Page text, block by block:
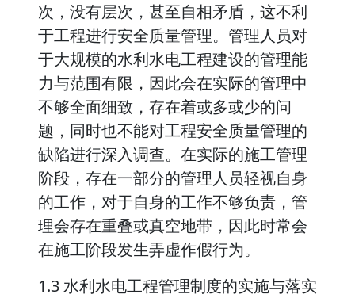
次，没有层次，甚至自相矛盾，这不利
于工程进行安全质量管理。管理人员对
于大规模的水利水电工程建设的管理能
力与范围有限，因此会在实际的管理中
不够全面细致，存在着或多或少的问
题，同时也不能对工程安全质量管理的
缺陷进行深入调查。在实际的施工管理
阶段，存在一部分的管理人员轻视自身
的工作，对于自身的工作不够负责，管
理会存在重叠或真空地带，因此时常会
在施工阶段发生弄虚作假行为。
1.3 水利水电工程管理制度的实施与落实